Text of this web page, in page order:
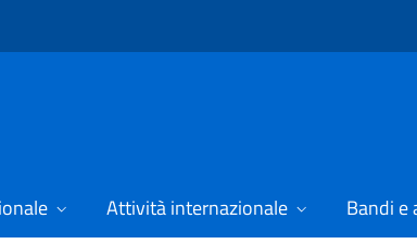
Attività internazionale Bandi e